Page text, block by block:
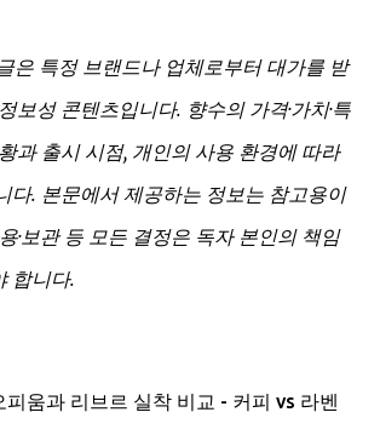
은 특정 브랜드나 업체로부터 대가를 받
보성 콘텐츠입니다. 향수의 가격·가치·특
과 출시 시점, 개인의 사용 환경에 따라
다. 본문에서 제공하는 정보는 참고용이
·보관 등 모든 결정은 독자 본인의 책임
합니다.
피움과 리브르 실착 비교 - 커피 vs 라벤